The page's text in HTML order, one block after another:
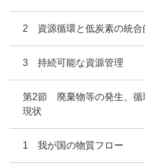
2 資源循環と低炭素の統合
3 持続可能な資源管理
第2節 廃棄物等の発生、循
現状
1 我が国の物質フロー